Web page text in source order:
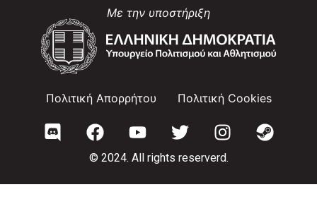
Με την υποστήριξη
Πολιτική Απορρήτου Πολιτική Cookies
© 2024. All rights reserverd.